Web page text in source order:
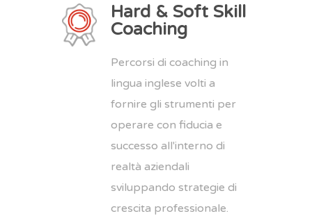
Hard & Soft Skill
Coaching
Percorsi di coaching in
lingua inglese volti a
fornire gli strumenti per
operare con fiducia e
successo all'interno di
realtà aziendali
sviluppando strategie di
crescita professionale.